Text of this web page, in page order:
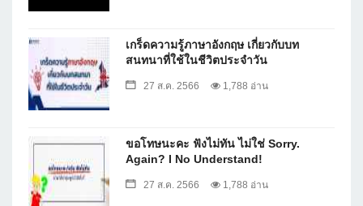
เกร็ดความรู้ภาษาอังกฤษ เกี่ยวกับบท
สนทนาที่ใช้ในชีวิตประจำวัน
27 ส.ค. 2566 1,788 อ่าน
ขอโทษนะคะ ฟังไม่ทัน ไม่ใช่ Sorry.
Again? I No Understand!
27 ส.ค. 2566 1,788 อ่าน